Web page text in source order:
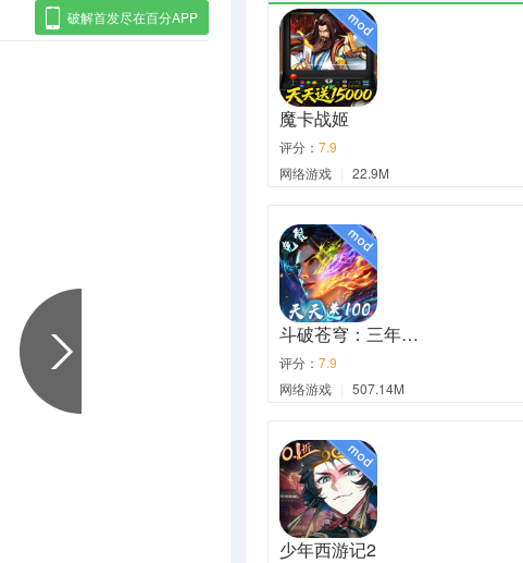
破解首发尽在百分APP
魔卡战姬
评分： 7.9
网络游戏
22.9M
斗破苍穹：三年…
评分： 7.9
网络游戏
507.14M
少年西游记2